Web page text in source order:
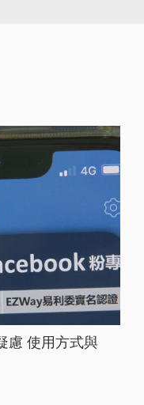
慮 使用方式與